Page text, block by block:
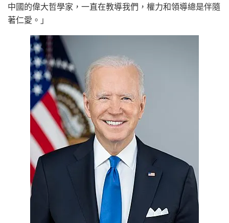
中國的偉大哲學家，一直在教導我們，權力和領導總是伴隨
著仁愛。」